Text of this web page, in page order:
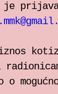
je
o